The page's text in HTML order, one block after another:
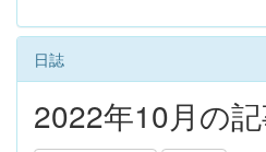
日誌
2022年10月の